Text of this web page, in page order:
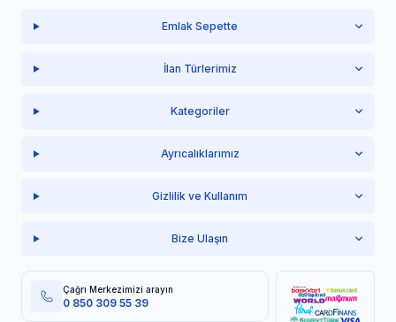
Emlak Sepette
İlan Türlerimiz
Kategoriler
Ayrıcalıklarımız
Gizlilik ve Kullanım
Bize Ulaşın
Çağrı Merkezimizi arayın
0 850 309 55 39